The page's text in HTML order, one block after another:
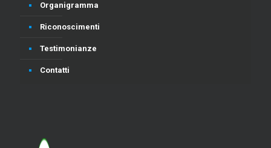
Organigramma
Riconoscimenti
Testimonianze
Contatti